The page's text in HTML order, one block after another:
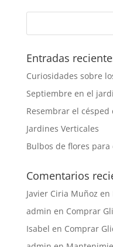
Entradas
Curiosidades sobre
Septiembre en el
Resembrar el césped
Jardines Verticales
Bulbos de flores para
Comentarios
Javier Ciria Muñoz en
admin en Comprar
Isabel en Comprar